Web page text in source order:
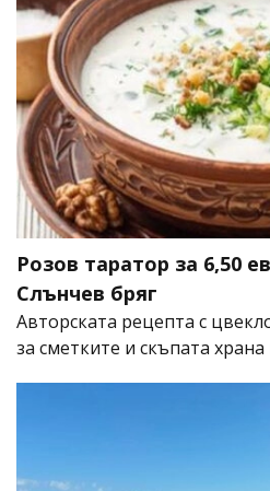
Розов таратор за 6,50
Слънчев бряг
Авторската рецепта с
за сметките и скъпата